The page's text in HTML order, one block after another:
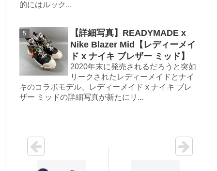
的にはルック...
【詳細写真】READYMADE x
Nike Blazer Mid【レディーメイ
ド x ナイキ ブレザー ミッド】
2020年末に発売されるだろうと突如
リークされたレディーメイドとナイ
キのコラボモデル、レディーメイド x ナイキ ブレ
ザー ミッドの詳細写真が新たにリ...